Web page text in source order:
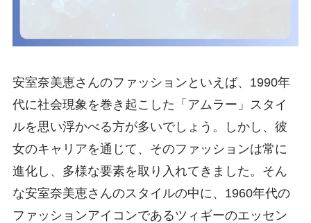
安室奈美恵さんのファッションといえば、1990年
代に社会現象を巻き起こした「アムラー」スタイ
ルを思い浮かべる方が多いでしょう。しかし、彼
女のキャリアを通じて、そのファッションは常に
進化し、多様な要素を取り入れてきました。そん
な安室奈美恵さんのスタイルの中に、1960年代の
ファッションアイコンであるツィギーのエッセン